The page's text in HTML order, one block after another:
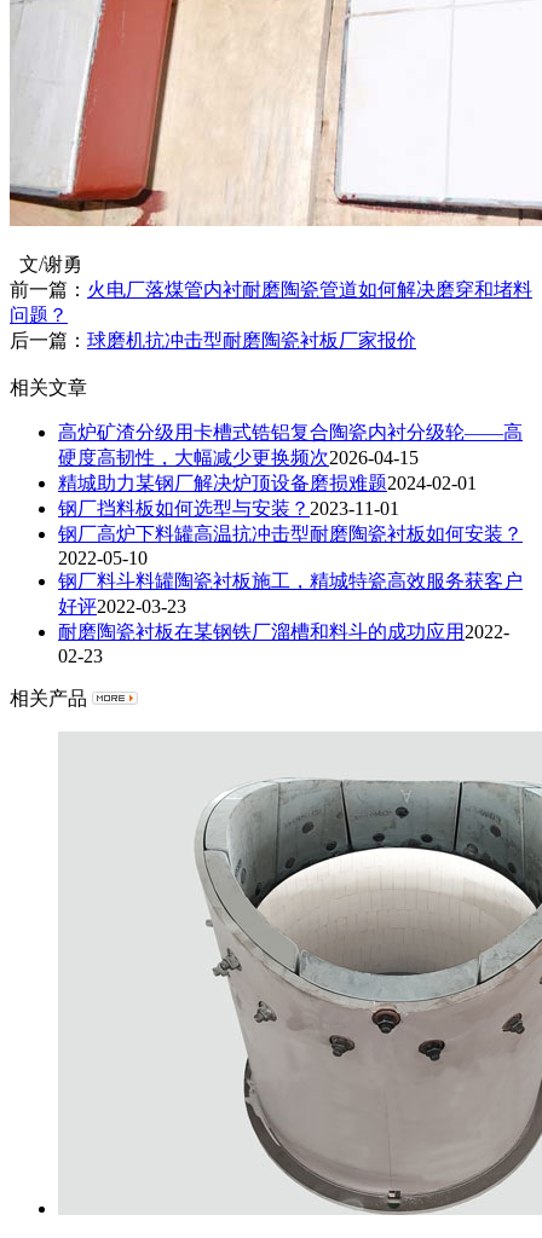
文/谢勇
前一篇： 火电厂落煤管内衬耐磨陶瓷管道如何解决磨穿和堵料
问题？
后一篇： 球磨机抗冲击型耐磨陶瓷衬板厂家报价
相关文章
高炉矿渣分级用卡槽式锆铝复合陶瓷内衬分级轮——高
硬度高韧性，大幅减少更换频次2026-04-15
精城助力某钢厂解决炉顶设备磨损难题2024-02-01
钢厂挡料板如何选型与安装？ 2023-11-01
钢厂高炉下料罐高温抗冲击型耐磨陶瓷衬板如何安装？
2022-05-10
钢厂料斗料罐陶瓷衬板施工，精城特瓷高效服务获客户
好评2022-03-23
耐磨陶瓷衬板在某钢铁厂溜槽和料斗的成功应用 2022-
02-23
相关产品